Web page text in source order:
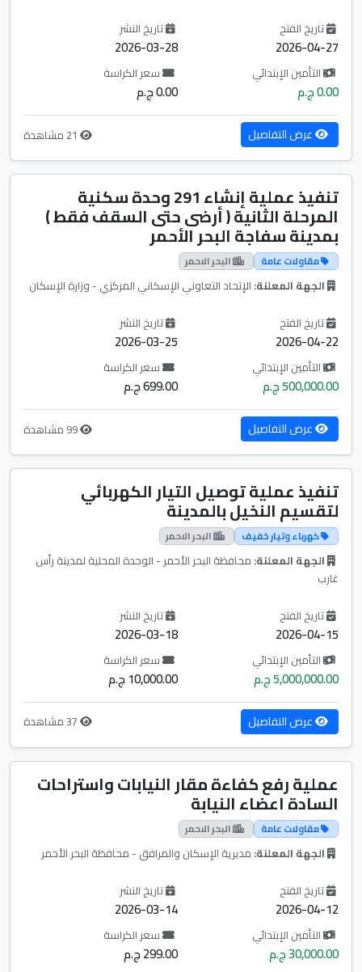
تاريخ الفتح
2026-04-27
تاريخ النشر
2026-03-28
التأمين الإبتدائي
0.00 ج.م
سعر الكراسة
0.00 ج.م
عرض التفاصيل
تنفيذ عملية إنشاء 291 وحدة سكنية
المرحلة الثانية ( أرضى حتى السقف فقط )
بمدينة سفاجة البحر الأحمر
مقاولات عامة البحر الاحمر
الجهة المعلنة: الإتحاد التعاوني الإسكاني المركزي - وزارة الإسكان
تاريخ الفتح
2026-04-22
تاريخ النشر
2026-03-25
التأمين الإبتدائي
500,000.00 ج.م
سعر الكراسة
699.00 ج.م
عرض التفاصيل
تنفيذ عملية توصيل التيار الكهربائي
لتقسيم النخيل بالمدينة
كهرباء وتيار خفيف البحر الاحمر
الجهة المعلنة: محافظة البحر الأحمر - الوحدة المحلية لمدينة رأس
غارب
تاريخ الفتح
2026-04-15
تاريخ النشر
2026-03-18
التأمين الإبتدائي
5,000,000.00 ج.م
سعر الكراسة
10,000.00 ج.م
عرض التفاصيل
عملية رفع كفاءة مقار النيابات واستراحات
السادة اعضاء النيابة
مقاولات عامة البحر الاحمر
الجهة المعلنة: مديرية الإسكان والمرافق - محافظة البحر الأحمر
تاريخ الفتح
2026-04-12
تاريخ النشر
2026-03-14
التأمين الإبتدائي
30,000.00 ج.م
سعر الكراسة
299.00 ج.م